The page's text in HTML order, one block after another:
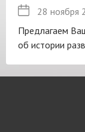
28 ноября
Предлагаем
об истории